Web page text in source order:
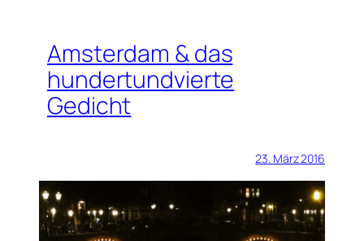
Amsterdam & das
hundertundvierte
Gedicht
23. März 2016